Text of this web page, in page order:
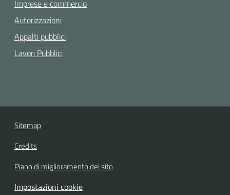
Imprese e commercio
Autorizzazioni
Appalti pubblici
Lavori Pubblici
Sitemap
Credits
Piano di miglioramento del sito
Impostazioni cookie